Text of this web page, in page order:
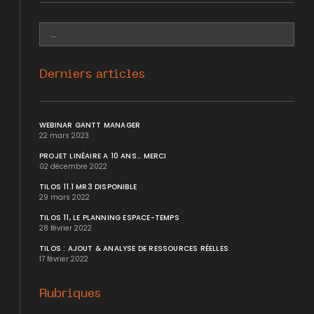
Derniers articles
WEBINAR GANTT MANAGER
22 mars 2023
PROJET LINÉAIRE A 10 ANS... MERCI
02 décembre 2022
TILOS 11.1 MR3 DISPONIBLE
29 mars 2022
TILOS 11, LE PLANNING ESPACE-TEMPS
28 février 2022
TILOS : AJOUT & ANALYSE DE RESSOURCES RÉELLES
17 février 2022
Rubriques